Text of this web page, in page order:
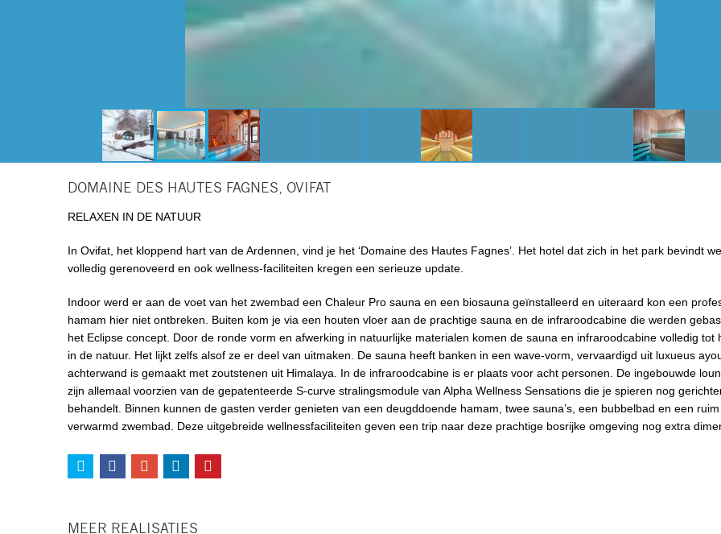
DOMAINE DES HAUTES FAGNES, OVIFAT
RELAXEN IN DE NATUUR
In Ovifat, het kloppend hart van de Ardennen, vind je het ‘Domaine des Hautes Fagnes’. Het hotel dat zich in het park bevindt
volledig gerenoveerd en ook wellness-faciliteiten kregen een serieuze update.
Indoor werd er aan de voet van het zwembad een Chaleur Pro sauna en een biosauna geïnstalleerd en uiteraard kon een
hamam hier niet ontbreken. Buiten kom je via een houten vloer aan de prachtige sauna en de infraroodcabine die werden
het Eclipse concept. Door de ronde vorm en afwerking in natuurlijke materialen komen de sauna en infraroodcabine volledig tot
in de natuur. Het lijkt zelfs alsof ze er deel van uitmaken. De sauna heeft banken in een wave-vorm, vervaardigd uit luxueus
achterwand is gemaakt met zoutstenen uit Himalaya. In de infraroodcabine is er plaats voor acht personen. De ingebouwde
zijn allemaal voorzien van de gepatenteerde S-curve stralingsmodule van Alpha Wellness Sensations die je spieren nog
behandelt. Binnen kunnen de gasten verder genieten van een deugddoende hamam, twee sauna’s, een bubbelbad en een
verwarmd zwembad. Deze uitgebreide wellnessfaciliteiten geven een trip naar deze prachtige bosrijke omgeving nog extra
MEER REALISATIES